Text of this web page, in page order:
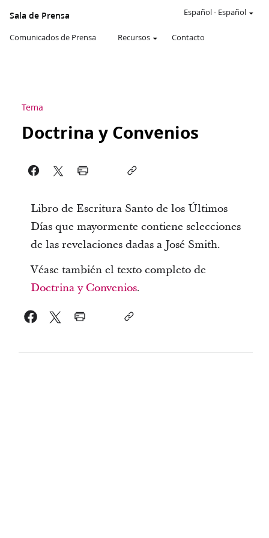
Sala de Prensa
Comunicados de Prensa Recursos Contacto
Español- Español
Tema
Doctrina y Convenios
Libro de Escritura Santo de los Últimos
Días que mayormente contiene selecciones
de las revelaciones dadas a José Smith.
Véase también el texto completo de
Doctrina y Convenios.